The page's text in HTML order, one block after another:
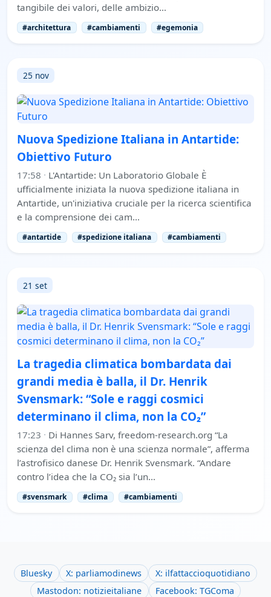
tangibile dei valori, delle ambizio…
#architettura #cambiamenti #egemonia
25 nov
Nuova Spedizione Italiana in Antartide:
Obiettivo Futuro
17:58 · L'Antartide: Un Laboratorio Globale È
ufficialmente iniziata la nuova spedizione italiana in
Antartide, un'iniziativa cruciale per la ricerca scientifica
e la comprensione dei cam…
#antartide #spedizione italiana #cambiamenti
21 set
La tragedia climatica bombardata dai
grandi media è balla, il Dr. Henrik
Svensmark: “Sole e raggi cosmici
determinano il clima, non la CO₂”
17:23 · Di Hannes Sarv, freedom-research.org “La
scienza del clima non è una scienza normale”, afferma
l’astrofisico danese Dr. Henrik Svensmark. “Andare
contro l’idea che la CO₂ sia l’un…
#svensmark #clima #cambiamenti
Bluesky X: parliamodinews
X: ilfattaccioquotidiano
Mastodon: notizieitaliane
Facebook: TGComa